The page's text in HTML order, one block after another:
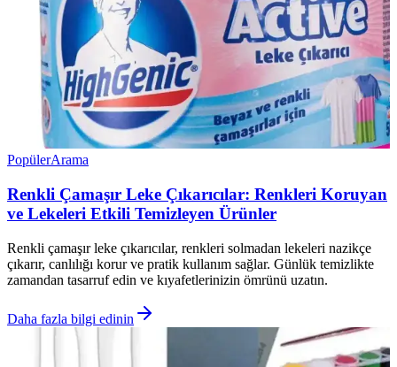
PopülerArama
Renkli Çamaşır Leke Çıkarıcılar: Renkleri Koruyan
ve Lekeleri Etkili Temizleyen Ürünler
Renkli çamaşır leke çıkarıcılar, renkleri solmadan lekeleri nazikçe
çıkarır, canlılığı korur ve pratik kullanım sağlar. Günlük temizlikte
zamandan tasarruf edin ve kıyafetlerinizin ömrünü uzatın.
Daha fazla bilgi edinin